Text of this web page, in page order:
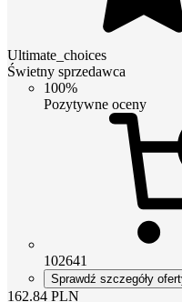
Ultimate_choices
Świetny sprzedawca
100%
Pozytywne oceny
102641
Sprawdź szczegóły
162.84 PLN